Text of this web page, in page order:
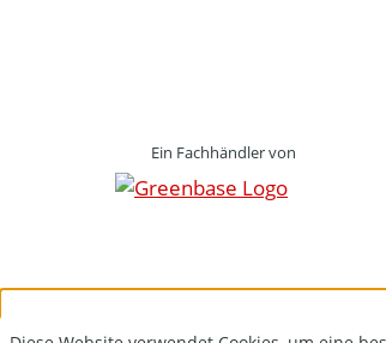
Ein Fachhändler von